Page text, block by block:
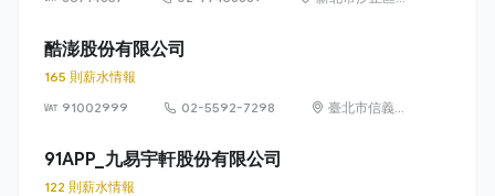
酷澎股份有限公司
165 則薪水情報
91002999
02-5592-7298
臺北市信義區
91APP_九易宇軒股份有限公司
122 則薪水情報